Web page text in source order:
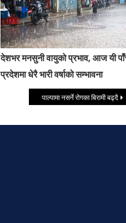
देशभर मनसुनी वायुको प्रभाव, आज यी
प्रदेशमा धेरै भारी वर्षाको सम्भावना
पाल्पामा नसर्ने रोगका बिरामी बढ्दै